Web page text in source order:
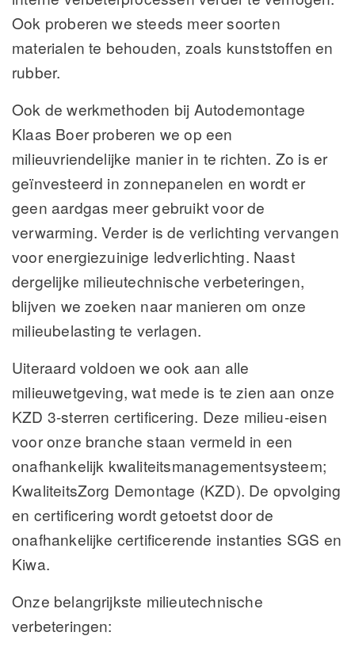
Ook proberen we steeds meer soorten
materialen te behouden, zoals kunststoffen en
rubber.
Ook de werkmethoden bij Autodemontage
Klaas Boer proberen we op een
milieuvriendelijke manier in te richten. Zo is er
geïnvesteerd in zonnepanelen en wordt er
geen aardgas meer gebruikt voor de
verwarming. Verder is de verlichting vervangen
voor energiezuinige ledverlichting. Naast
dergelijke milieutechnische verbeteringen,
blijven we zoeken naar manieren om onze
milieubelasting te verlagen.
Uiteraard voldoen we ook aan alle
milieuwetgeving, wat mede is te zien aan onze
KZD 3-sterren certificering. Deze milieu-eisen
voor onze branche staan vermeld in een
onafhankelijk kwaliteitsmanagementsysteem;
KwaliteitsZorg Demontage (KZD). De opvolging
en certificering wordt getoetst door de
onafhankelijke certificerende instanties SGS en
Kiwa.
Onze belangrijkste milieutechnische
verbeteringen: